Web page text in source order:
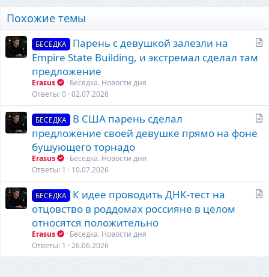
Похожие темы
БЕСЕДКА
Парень с девушкой залезли на
Empire State Building, и экстремал сделал там
предложение
Erasus
Беседка. Новости дня
Ответы 0 02.07.2026
БЕСЕДКА
В США парень сделал
предложение своей девушке прямо на фоне
бушующего торнадо
Erasus
Беседка. Новости дня
Ответы 1 10.07.2026
я
БЕСЕДКА
К идее проводить ДНК-тест на
отцовство в роддомах россияне в целом
относятся положительно
Erasus
Беседка. Новости дня
Ответы 1 26.06.2026